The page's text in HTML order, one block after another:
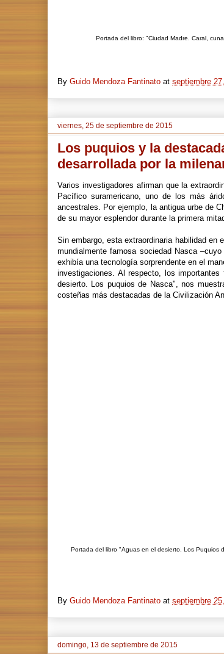
Portada del libro: "Ciudad Madre. Caral,
By Guido Mendoza Fantinato at septiembre
viernes, 25 de septiembre de 2015
Los puquios y la
desarrollada por la
Varios investigadores afirman que la
Pacífico suramericano, uno de los más
ancestrales. Por ejemplo, la antigua urbe de
de su mayor esplendor durante la primera
Sin embargo, esta extraordinaria habilidad
mundialmente famosa sociedad Nasca
exhibía una tecnología sorprendente en el
investigaciones. Al respecto, los
desierto. Los puquios de Nasca", nos
costeñas más destacadas de la Civilización
Portada del libro "Aguas en el desierto. Los Puquios
By Guido Mendoza Fantinato at septiembre
domingo, 13 de septiembre de 2015